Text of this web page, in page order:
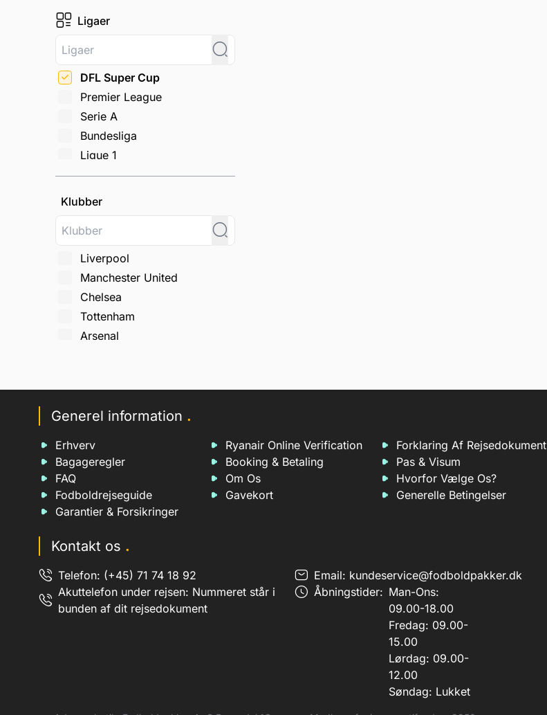
Ligaer
DFL Super Cup
Premier League
Serie A
Bundesliga
Ligue 1
La Liga
Champions League
FA Cup
Carabao Cup
Europa League
Conference League
Æresdivisionen
Jupiler Pro League
Primeira liga
Scottish Championship
2. Bundesliga
Ekstraklasa + Division 1
barca
atletico
bl
miasanmia
miasanmia
fbm
FC_Bayern_Munich
Klubber
Liverpool
Manchester United
Chelsea
Tottenham
Arsenal
Leeds
West Ham
Real Madrid
FC Barcelona
Atlético Madrid
Dortmund
Wolfsburg
PSG
AC Milan
Juventus
Generel information .
Erhverv Ryanair Online Verification
Forklaring Af Rejsedokument
Bagageregler
Booking & Betaling
Pas & Visum
FAQ
Om Os
Hvorfor Vælge Os?
Fodboldrejseguide
Gavekort
Generelle Betingelser
Garantier & Forsikringer
Kontakt os .
Telefon: (+45) 71 74 18 92 Email: kundeservice@fodboldpakker.dk
Akuttelefon under rejsen: Nummeret står i
bunden af dit rejsedokument
Åbningstider: Man-Ons:
09.00-18.00
Fredag: 09.00-
15.00
Lørdag: 09.00-
12.00
Søndag: Lukket